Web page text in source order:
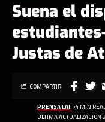
Suena el
Justas de
ÚLTIMA
PRENSA LAI 4 MIN
COMPARTIR